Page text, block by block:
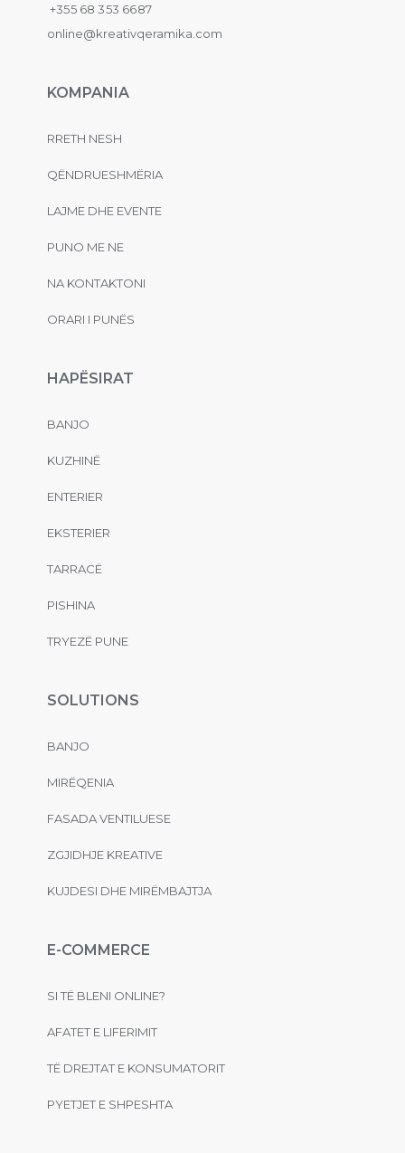
+355 68 353 6687
online@kreativqeramika.com
KOMPANIA
RRETH NESH
QËNDRUESHMËRIA
LAJME DHE EVENTE
PUNO ME NE
NA KONTAKTONI
ORARI I PUNËS
HAPËSIRAT
BANJO
KUZHINË
ENTERIER
EKSTERIER
TARRACË
PISHINA
TRYEZË PUNE
SOLUTIONS
BANJO
MIRËQENIA
FASADA VENTILUESE
ZGJIDHJE KREATIVE
KUJDESI DHE MIRËMBAJTJA
E-COMMERCE
SI TË BLENI ONLINE?
AFATET E LIFERIMIT
TË DREJTAT E KONSUMATORIT
PYETJET E SHPESHTA